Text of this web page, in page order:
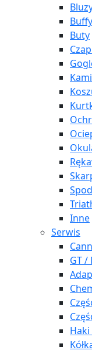
Buty
Inne
Serwis
GT /